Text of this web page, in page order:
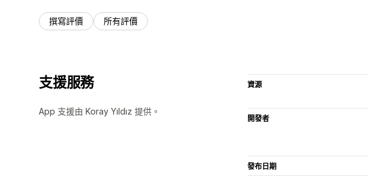
撰寫評價 所有評價
支援服務
App 支援由 Koray Yıldız 提供。
資源
開發者
發布日期